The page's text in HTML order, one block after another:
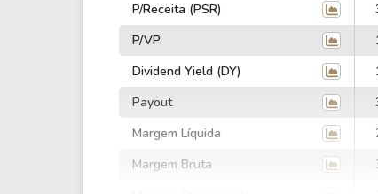
P/Receita (PSR)
P/VP
Dividend Yield (DY)
Payout
Margem Líquida
Margem Bruta